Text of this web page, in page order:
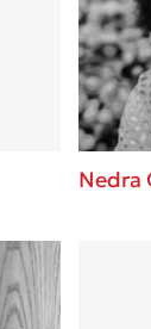
Nedra